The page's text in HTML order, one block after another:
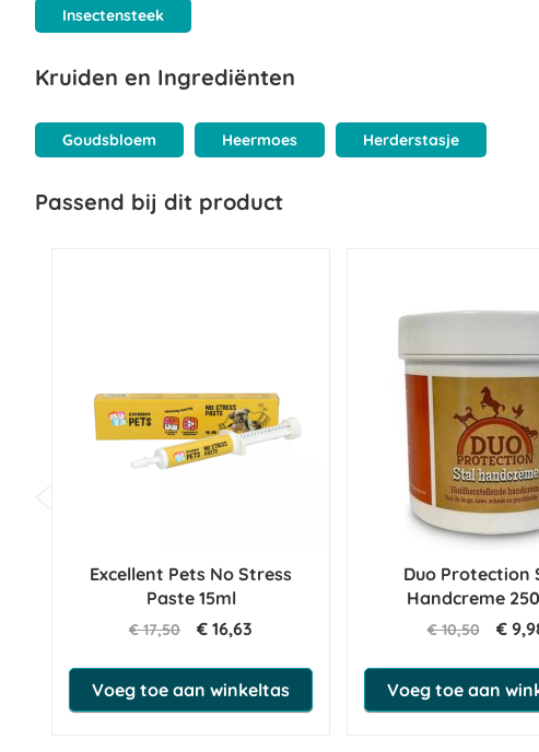
Insectensteek
Kruiden en Ingrediënten
Goudsbloem Heermoes Herderstasje
Passend bij dit product
Excellent Pets No Stress
Paste 15ml
€ 17,50 € 16,63
Voeg toe aan winkeltas
Duo Protection
Handcreme
€ 10,50 €
Voeg toe aan